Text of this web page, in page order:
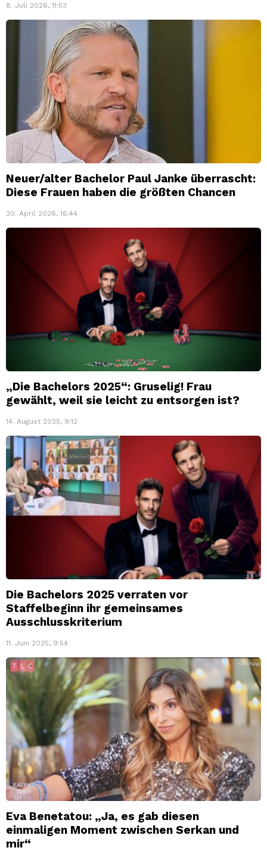
8. Juli 2026, 11:53
Neuer/alter Bachelor Paul Janke überrascht:
Diese Frauen haben die größten Chancen
30. April 2026, 16:44
„Die Bachelors 2025“: Gruselig! Frau
gewählt, weil sie leicht zu entsorgen ist?
14. August 2025, 9:12
Die Bachelors 2025 verraten vor
Staffelbeginn ihr gemeinsames
Ausschlusskriterium
11. Juni 2025, 9:54
Eva Benetatou: „Ja, es gab diesen
einmaligen Moment zwischen Serkan und
mir“